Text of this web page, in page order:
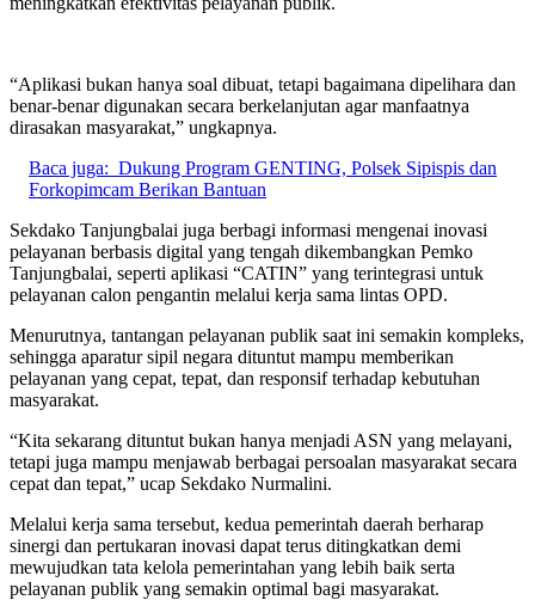
“Aplikasi bukan hanya soal dibuat, tetapi bagaimana dipelihara dan
benar-benar digunakan secara berkelanjutan agar manfaatnya
dirasakan masyarakat,” ungkapnya.
Baca juga: Dukung Program GENTING, Polsek Sipispis dan
Forkopimcam Berikan Bantuan
Sekdako Tanjungbalai juga berbagi informasi mengenai inovasi
pelayanan berbasis digital yang tengah dikembangkan Pemko
Tanjungbalai, seperti aplikasi “CATIN” yang terintegrasi untuk
pelayanan calon pengantin melalui kerja sama lintas OPD.
Menurutnya, tantangan pelayanan publik saat ini semakin kompleks,
sehingga aparatur sipil negara dituntut mampu memberikan
pelayanan yang cepat, tepat, dan responsif terhadap kebutuhan
masyarakat.
“Kita sekarang dituntut bukan hanya menjadi ASN yang melayani,
tetapi juga mampu menjawab berbagai persoalan masyarakat secara
cepat dan tepat,” ucap Sekdako Nurmalini.
Melalui kerja sama tersebut, kedua pemerintah daerah berharap
sinergi dan pertukaran inovasi dapat terus ditingkatkan demi
mewujudkan tata kelola pemerintahan yang lebih baik serta
pelayanan publik yang semakin optimal bagi masyarakat.